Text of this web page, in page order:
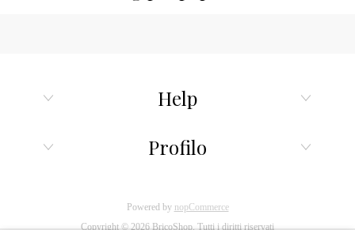
Help
Profilo
Powered by nopCommerce
Copyright © 2026 BricoShop. Tutti i diritti riservati